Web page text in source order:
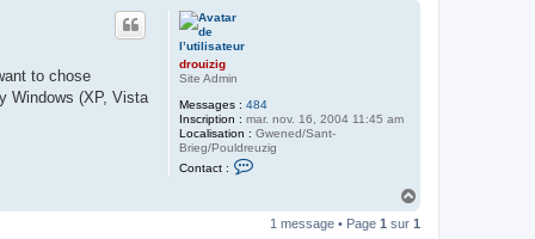
drouizig
Site Admin
Messages : 484
Inscription : mar. nov. 16, 2004 11:45 am
Localisation : Gwened/Sant-
Brieg/Pouldreuzig
Contact :
to chose
Windows (XP, Vista
u
1 message • Page 1 sur 1